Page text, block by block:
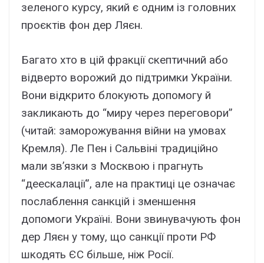
зеленого курсу, який є одним із головних
проєктів фон дер Ляєн.
Багато хто в цій фракції скептичний або
відверто ворожий до підтримки України.
Вони відкрито блокують допомогу й
закликають до “миру через переговори”
(читай: заморожування війни на умовах
Кремля). Ле Пен і Сальвіні традиційно
мали зв’язки з Москвою і прагнуть
“деескалації”, але на практиці це означає
послаблення санкцій і зменшення
допомоги Україні. Вони звинувачують фон
дер Ляєн у тому, що санкції проти РФ
шкодять ЄС більше, ніж Росії.